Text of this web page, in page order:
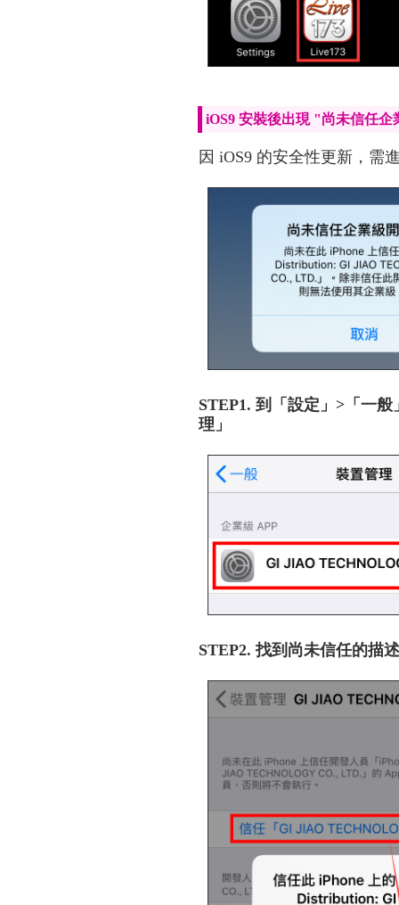
iOS9 安裝後出現 "尚未信任
因 iOS9 的安全性更新，需
STEP1. 到「設定」>「一
理」
STEP2. 找到尚未信任的描